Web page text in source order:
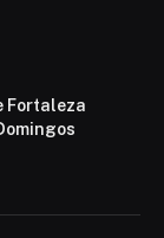
Fortaleza